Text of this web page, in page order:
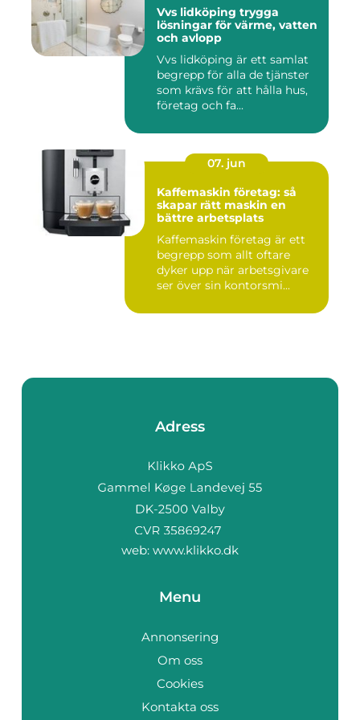
Vvs lidköping trygga
lösningar för värme, vatten
och avlopp
Vvs lidköping är ett samlat
begrepp för alla de tjänster
som krävs för att hålla hus,
företag och fa...
07. jun
Kaffemaskin företag: så
skapar rätt maskin en
bättre arbetsplats
Kaffemaskin företag är ett
begrepp som allt oftare
dyker upp när arbetsgivare
ser över sin kontorsmi...
Adress
web: www.klikko.dk
Menu
Annonsering
Om oss
Cookies
Kontakta oss